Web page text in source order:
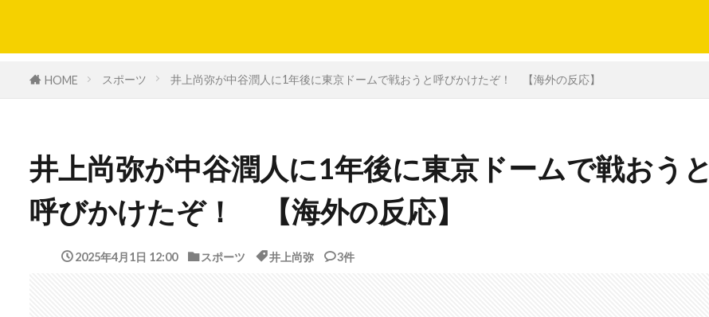
HOME スポーツ 井上尚弥が中谷潤人に1年後に東京ドームで戦おうと呼びかけたぞ！ 【海外の反応】
井上尚弥が中谷潤人に1年後に東京ドームで戦おうと
呼びかけたぞ！ 【海外の反応】
2025年4月1日 12:00 スポーツ 井上尚弥 3件